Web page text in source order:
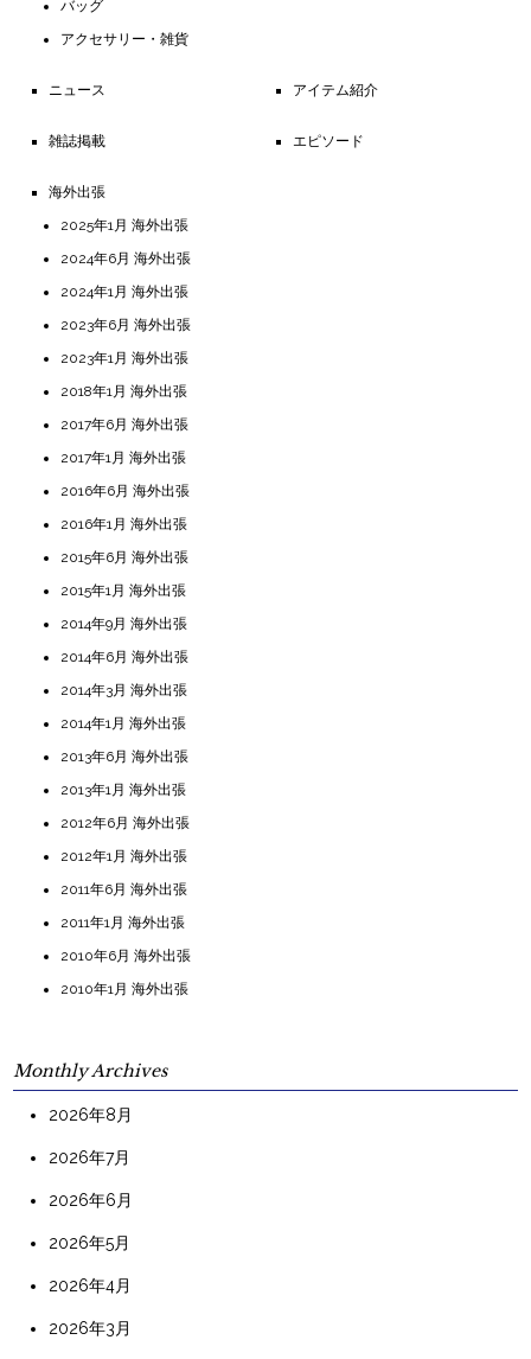
バッグ
アクセサリー・雑貨
ニュース アイテム紹介
雑誌掲載 エピソード
海外出張
2025年1月 海外出張
2024年6月 海外出張
2024年1月 海外出張
2023年6月 海外出張
2023年1月 海外出張
2018年1月 海外出張
2017年6月 海外出張
2017年1月 海外出張
2016年6月 海外出張
2016年1月 海外出張
2015年6月 海外出張
2015年1月 海外出張
2014年9月 海外出張
2014年6月 海外出張
2014年3月 海外出張
2014年1月 海外出張
2013年6月 海外出張
2013年1月 海外出張
2012年6月 海外出張
2012年1月 海外出張
2011年6月 海外出張
2011年1月 海外出張
2010年6月 海外出張
2010年1月 海外出張
Monthly Archives
2026年8月
2026年7月
2026年6月
2026年5月
2026年4月
2026年3月